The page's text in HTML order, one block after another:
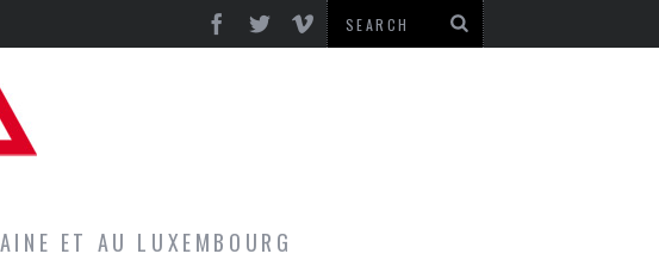
ET AU LUXEMBOURG